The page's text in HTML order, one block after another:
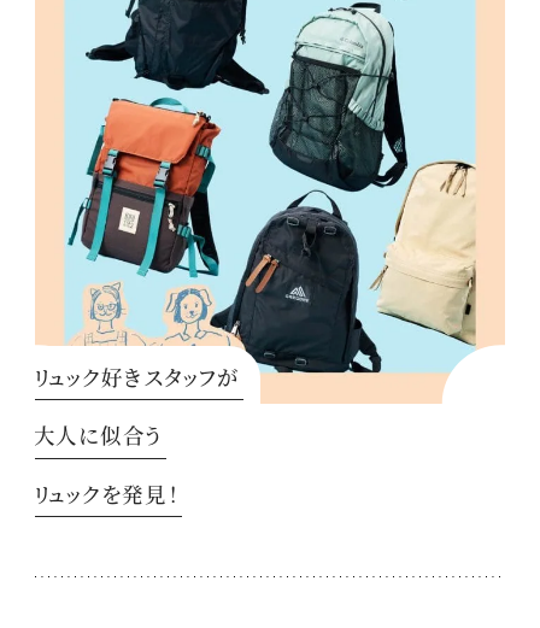
リュック好きスタッフが
大人に似合う
リュックを発見！